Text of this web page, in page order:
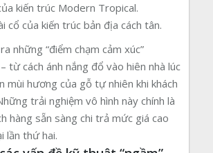
kiến trúc Modern Tropical.
cổ của kiến trúc bản địa cách tân.
những “điểm chạm cảm xúc”
từ cách ánh nắng đổ vào hiên nhà lúc
mùi hương của gỗ tự nhiên khi khách
trải nghiệm vô hình này chính là
hàng sẵn sàng chi trả mức giá cao
lần thứ hai.